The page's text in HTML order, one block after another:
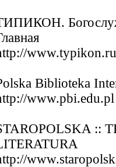
Biblioteka
www.pbi.edu.pl
::